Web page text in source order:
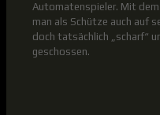
Automatenspieler. Mit dem
man als Schütze auch auf
doch tatsächlich „scharf“
geschossen.